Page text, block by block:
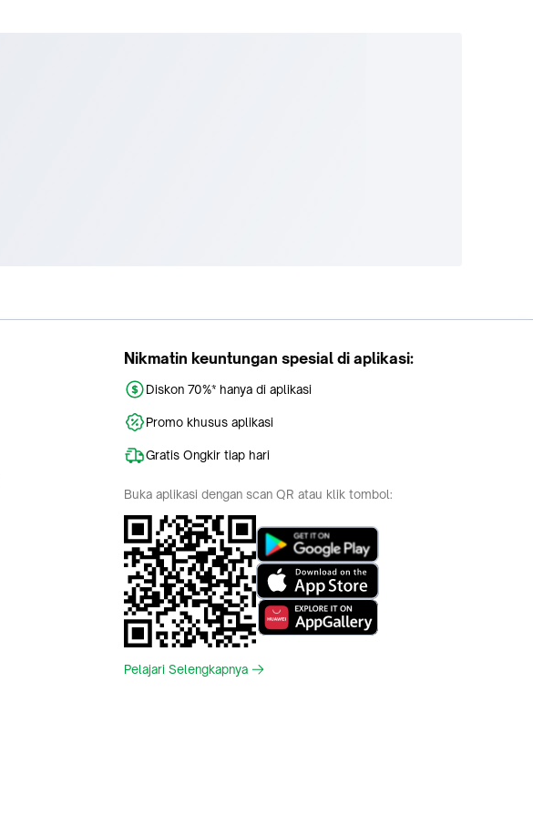
Nikmatin keuntungan spesial di aplikasi:
Diskon 70%* hanya di aplikasi
Promo khusus aplikasi
Gratis Ongkir tiap hari
Buka aplikasi dengan scan QR atau klik tombol:
Pelajari Selengkapnya